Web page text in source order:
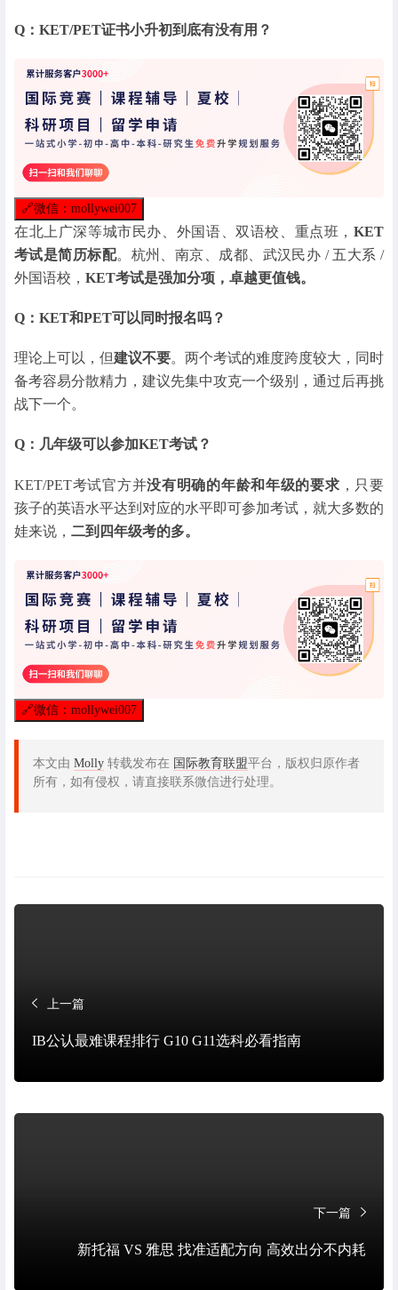
Q：KET/PET证书小升初到底有没有用？
🔗微信：mollywei007
在北上广深等城市民办、外国语、双语校、重点班， KET
考试是简历标配。杭州、南京、成都、武汉民办 / 五大系 /
外国语校， KET考试是强加分项，卓越更值钱。
Q：KET和PET可以同时报名吗？
理论上可以，但建议不要。两个考试的难度跨度较大，同时
备考容易分散精力，建议先集中攻克一个级别，通过后再挑
战下一个。
Q：几年级可以参加KET考试？
KET/PET考试官方并没有明确的年龄和年级的要求 ，只要
孩子的英语水平达到对应的水平即可参加考试，就大多数的
娃来说， 二到四年级考的多。
🔗微信：mollywei007
本文由 Molly 转载发布在 国际教育联盟平台，版权归原作者
所有，如有侵权，请直接联系微信进行处理。
上一篇
IB公认最难课程排行 G10 G11选科必看指南
下一篇
新托福 VS 雅思 找准适配方向 高效出分不内耗